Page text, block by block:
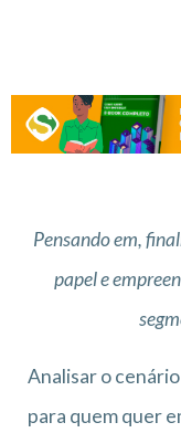
Pensando em,
papel e
Analisar o
para quem quer